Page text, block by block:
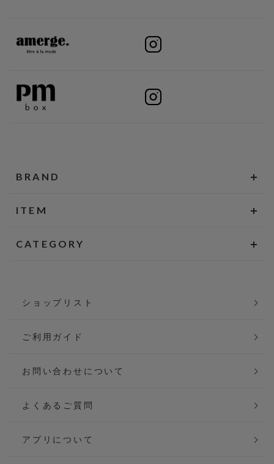
BRAND
ITEM
CATEGORY
ショップリスト
ご利用ガイド
お問い合わせについて
よくあるご質問
アプリについて